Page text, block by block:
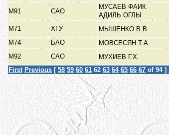
М91 САО
МУСАЕВ ФАИК
АДИЛЬ ОГЛЫ
М71 ХГУ МЫШЕНКО В.В.
М74
БАО МОВСЕСЯН Т.А.
М92
САО МУХИЕВ Г.Х.
First Previous [ 58 59 60 61 62 63 64 65 66 67 of 94 ]